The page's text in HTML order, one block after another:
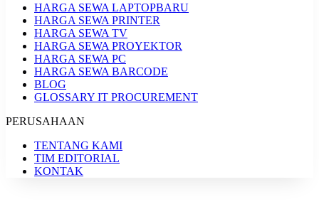
HARGA SEWA LAPTOPBARU
HARGA SEWA PRINTER
HARGA SEWA TV
HARGA SEWA PROYEKTOR
HARGA SEWA PC
HARGA SEWA BARCODE
BLOG
GLOSSARY IT PROCUREMENT
PERUSAHAAN
TENTANG KAMI
TIM EDITORIAL
KONTAK